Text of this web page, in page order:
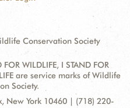
Conservation Society
WILDLIFE, I STAND FOR
are service marks of Wildlife
Society.
New York 10460 | (718) 220-